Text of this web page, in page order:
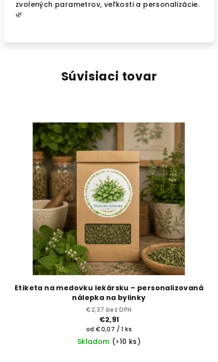
zvolených parametrov, veľkosti a personalizácie.
🌿
Súvisiaci tovar
Etiketa na medovku lekársku – personalizovaná
nálepka na bylinky
€2,37 bez DPH
€2,91
Jednotková
cena:
od €0,07 / 1 ks
Skladom (>10 ks)